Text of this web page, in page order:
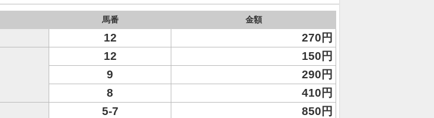
馬番 金額
12 270円
12
150円
9
290円
8
410円
5-7
850円